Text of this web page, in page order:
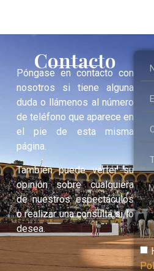
Contacto
Póngase en contacto con
nosotros si tiene alguna
duda o llámenos al número
de teléfono que aparece en
el pie de esta misma
página.
También puede verter su
opinión sobre cualquiera
de nuestros espectáculos
o realizar una consulta si lo
desea.